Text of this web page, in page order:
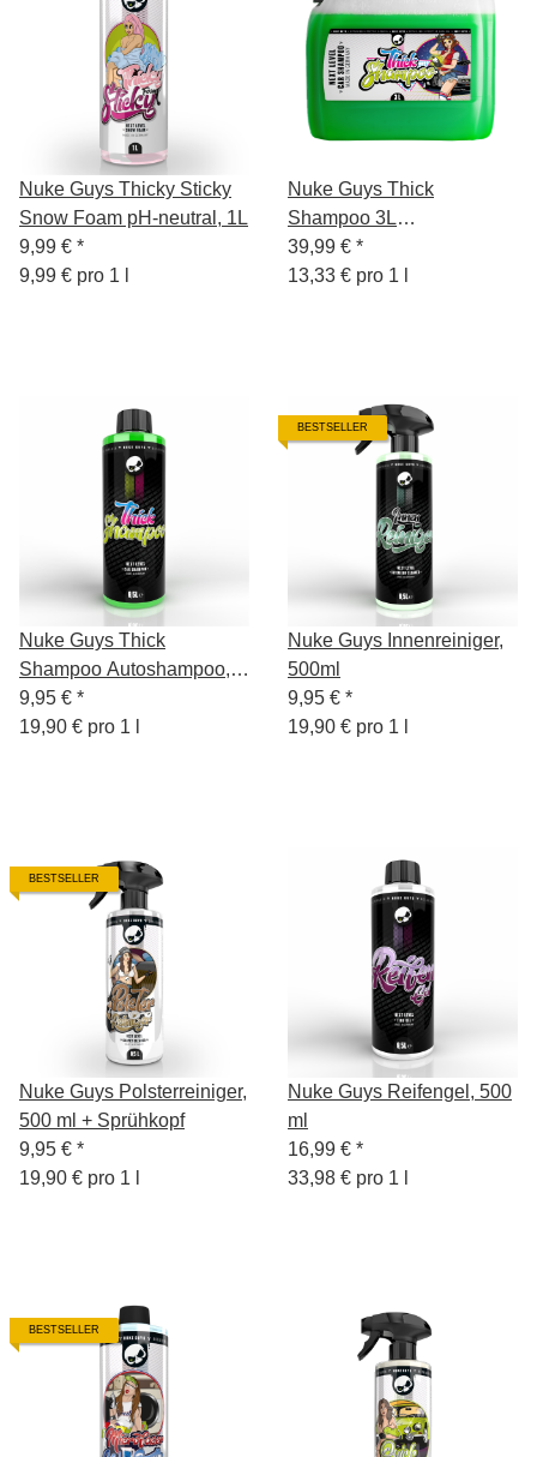
Nuke Guys Thicky Sticky
Snow Foam pH-neutral, 1L
9,99 € *
9,99 € pro 1 l
Nuke Guys Thick
Shampoo 3L
Autoshampoo
39,99 € *
13,33 € pro 1 l
Nuke Guys Thick
Shampoo Autoshampoo,
500 ml
9,95 € *
19,90 € pro 1 l
BESTSELLER
Nuke Guys Innenreiniger,
500ml
9,95 € *
19,90 € pro 1 l
BESTSELLER
Nuke Guys Polsterreiniger,
500 ml + Sprühkopf
9,95 € *
19,90 € pro 1 l
Nuke Guys Reifengel, 500
ml
16,99 € *
33,98 € pro 1 l
BESTSELLER